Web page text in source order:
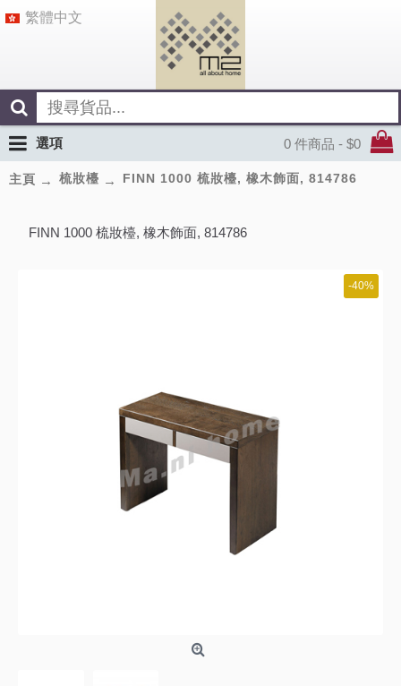
繁體中文
0 件商品 - $0
選項
主頁 梳妝檯 FINN 1000 梳妝檯, 橡木飾面, 814786
FINN 1000 梳妝檯, 橡木飾面, 814786
-40%